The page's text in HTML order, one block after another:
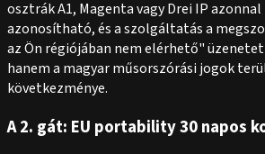
osztrák A1, Magenta vagy Drei IP
azonosítható, és a szolgáltatás a
az Ön régiójában nem elérhető" üzenetet
hanem a magyar műsorszórási jogok
következménye.
A 2. gát: EU portability 30 napos